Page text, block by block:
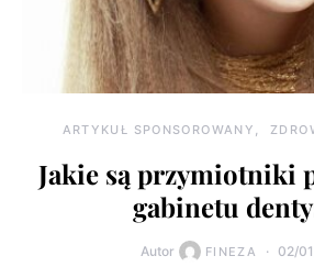
ARTYKUŁ SPONSOROWANY
Jakie są przymiotniki
gabinetu
Autor FINEZA 02/